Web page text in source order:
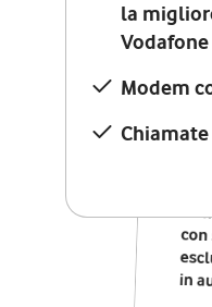
la
Vodafone
Modem
12
in